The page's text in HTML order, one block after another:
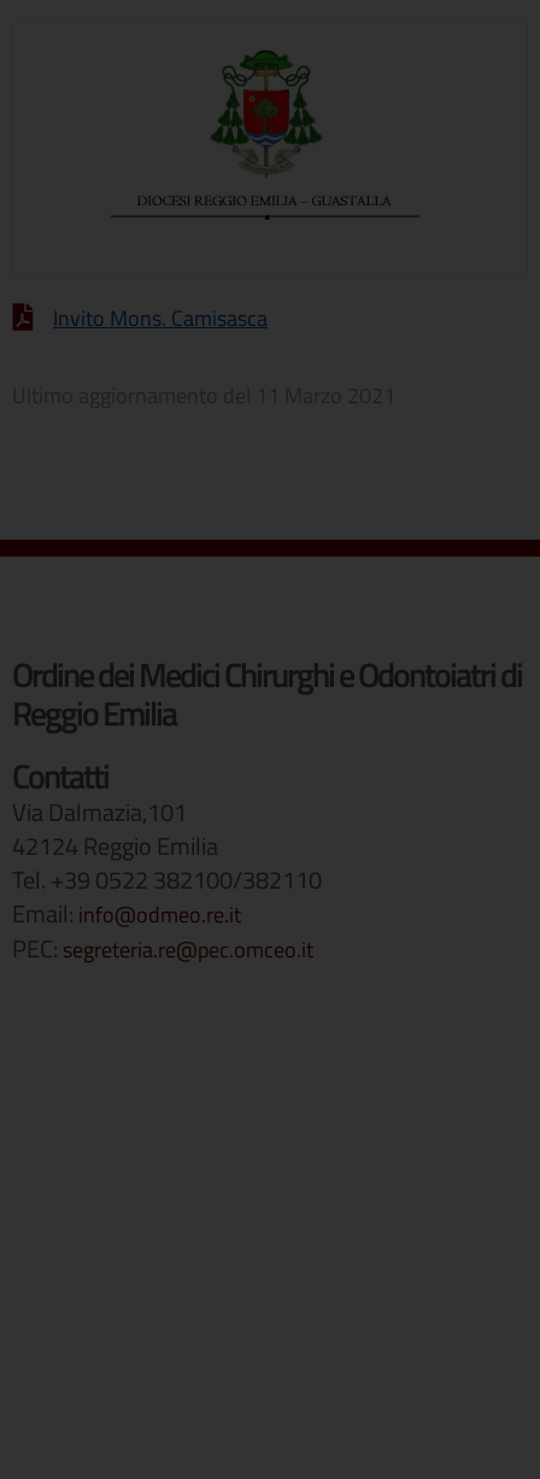
Invito Mons. Camisasca
Ordine dei Medici Chirurghi e Odontoiatri di
Reggio Emilia
Contatti
Via Dalmazia,101
42124 Reggio Emilia
Tel. +39 0522 382100/382110
Email: info@odmeo.re.it
PEC: segreteria.re@pec.omceo.it